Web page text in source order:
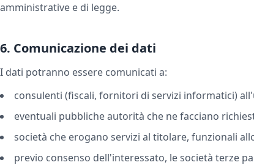
amministrative e di legge.
6. Comunicazione dei dati
I dati potranno essere comunicati a:
consulenti (fiscali, fornitori di servizi informatici)
eventuali pubbliche autorità che ne facciano
società che erogano servizi al titolare, funzionali
previo consenso dell'interessato, le società terze